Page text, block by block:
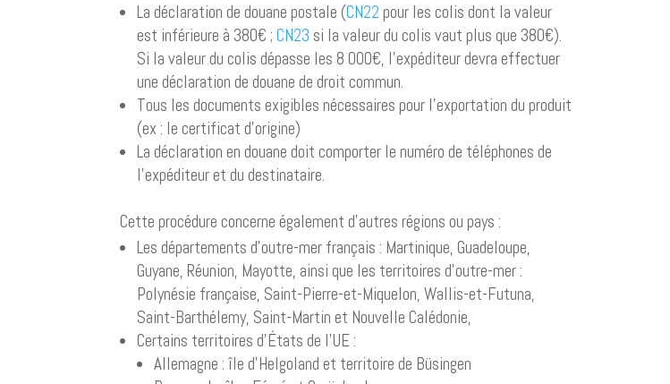
La déclaration de douane postale (CN22 pour les colis dont la valeur
est inférieure à 380€ ;CN23 si la valeur du colis vaut plus que 380€).
Si la valeur du colis dépasse les 8 000€, l’expéditeur devra effectuer
une déclaration de douane de droit commun.
Tous les documents exigibles nécessaires pour l’exportation du produit
(ex : le certificat d’origine)
La déclaration en douane doit comporter le numéro de téléphones de
l’expéditeur et du destinataire.
Cette procédure concerne également d’autres régions ou pays :
Les départements d’outre-mer français : Martinique, Guadeloupe,
Guyane, Réunion, Mayotte, ainsi que les territoires d’outre-mer :
Polynésie française, Saint-Pierre-et-Miquelon, Wallis-et-Futuna,
Saint-Barthélemy, Saint-Martin et Nouvelle Calédonie,
Certains territoires d’États de l’UE :
Allemagne : île d’Helgoland et territoire de Büsingen